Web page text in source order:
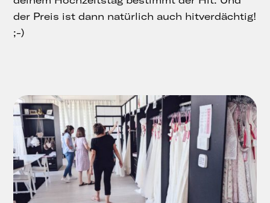
der Preis ist dann natürlich auch hitverdächtig!
;-)